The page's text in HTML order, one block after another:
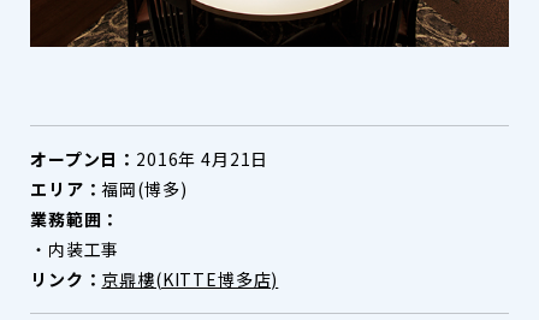
オープン日： 2016年 4月21日
エリア：福岡(博多)
業務範囲：
・内装工事
リンク： 京鼎樓(KITTE博多店)